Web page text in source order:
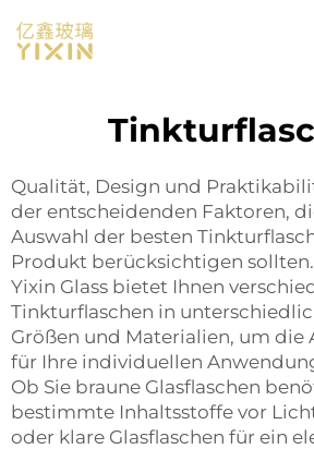
Qualität, Design und
der entscheidenden Faktoren,
Auswahl der besten
Produkt berücksichtigen
Yixin Glass bietet Ihnen
Tinkturflaschen in
Größen und Materialien, um die
für Ihre individuellen
Ob Sie braune Glasflaschen
bestimmte Inhaltsstoffe vor
oder klare Glasflaschen für ein